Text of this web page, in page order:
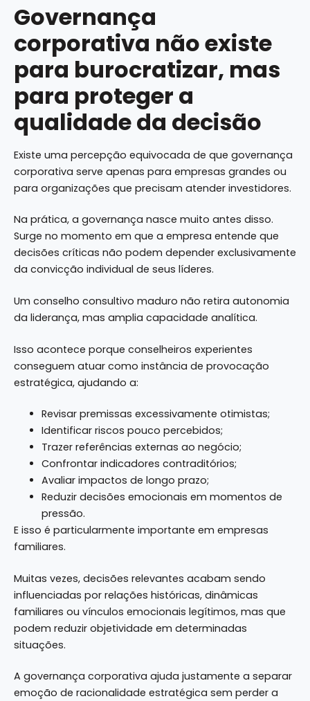
Governança
corporativa não existe
para burocratizar, mas
para proteger a
qualidade da decisão
Existe uma percepção equivocada de que governança
corporativa serve apenas para empresas grandes ou
para organizações que precisam atender investidores.
Na prática, a governança nasce muito antes disso.
Surge no momento em que a empresa entende que
decisões críticas não podem depender exclusivamente
da convicção individual de seus líderes.
Um conselho consultivo maduro não retira autonomia
da liderança, mas amplia capacidade analítica.
Isso acontece porque conselheiros experientes
conseguem atuar como instância de provocação
estratégica, ajudando a:
Revisar premissas excessivamente otimistas;
Identificar riscos pouco percebidos;
Trazer referências externas ao negócio;
Confrontar indicadores contraditórios;
Avaliar impactos de longo prazo;
Reduzir decisões emocionais em momentos de
pressão.
E isso é particularmente importante em empresas
familiares.
Muitas vezes, decisões relevantes acabam sendo
influenciadas por relações históricas, dinâmicas
familiares ou vínculos emocionais legítimos, mas que
podem reduzir objetividade em determinadas
situações.
A governança corporativa ajuda justamente a separar
emoção de racionalidade estratégica sem perder a